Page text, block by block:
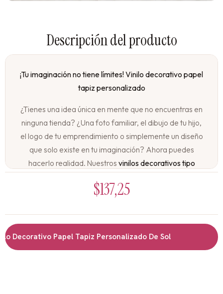
¡Tu imaginación no tiene límites! Vinilo decorativo papel
tapiz personalizado
¿Tienes una idea única en mente que no encuentras en
ninguna tienda? ¿Una foto familiar, el dibujo de tu hijo,
el logo de tu emprendimiento o simplemente un diseño
que solo existe en tu imaginación? Ahora puedes
hacerlo realidad. Nuestros vinilos decorativos tipo
imagen, foto o diseño en una pared espectacular,
Tu pared, tu historia, tu estilo:
$137,25
Decorativo Papel Tapiz Personalizado De Sol